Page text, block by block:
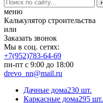
меню
Калькулятор строительства
или
Заказать звонок
Мы в соц. сетях:
+7(952)783-64-69
пн-пт с 9:00 до 18:00
drevo_nn@mail.ru
Дачные дома230 шт.
Каркасные дома295 шт.